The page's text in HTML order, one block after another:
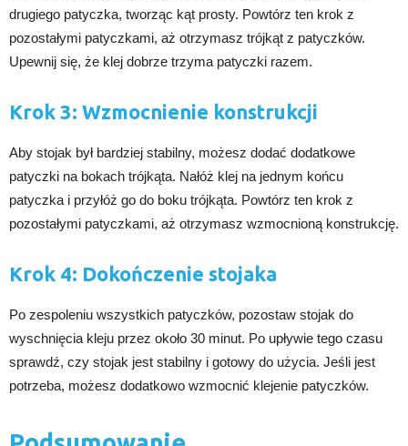
drugiego patyczka, tworząc kąt prosty. Powtórz ten krok z
pozostałymi patyczkami, aż otrzymasz trójkąt z patyczków.
Upewnij się, że klej dobrze trzyma patyczki razem.
Krok 3: Wzmocnienie konstrukcji
Aby stojak był bardziej stabilny, możesz dodać dodatkowe
patyczki na bokach trójkąta. Nałóż klej na jednym końcu
patyczka i przyłóż go do boku trójkąta. Powtórz ten krok z
pozostałymi patyczkami, aż otrzymasz wzmocnioną konstrukcję.
Krok 4: Dokończenie stojaka
Po zespoleniu wszystkich patyczków, pozostaw stojak do
wyschnięcia kleju przez około 30 minut. Po upływie tego czasu
sprawdź, czy stojak jest stabilny i gotowy do użycia. Jeśli jest
potrzeba, możesz dodatkowo wzmocnić klejenie patyczków.